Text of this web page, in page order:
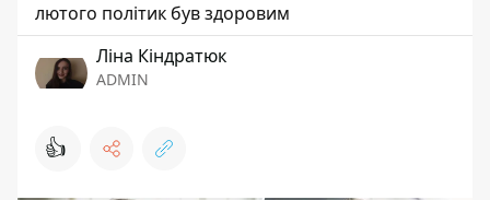
лютого політик був здоровим
Ліна Кіндратюк
ADMIN
👍